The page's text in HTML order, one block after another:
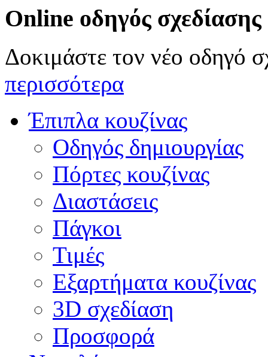
Online οδηγός σχεδίασης
Δοκιμάστε τον νέο οδηγό
περισσότερα
Έπιπλα κουζίνας
Οδηγός δημιουργίας
Πόρτες κουζίνας
Διαστάσεις
Πάγκοι
Τιμές
Εξαρτήματα κουζίνας
3D σχεδίαση
Προσφορά